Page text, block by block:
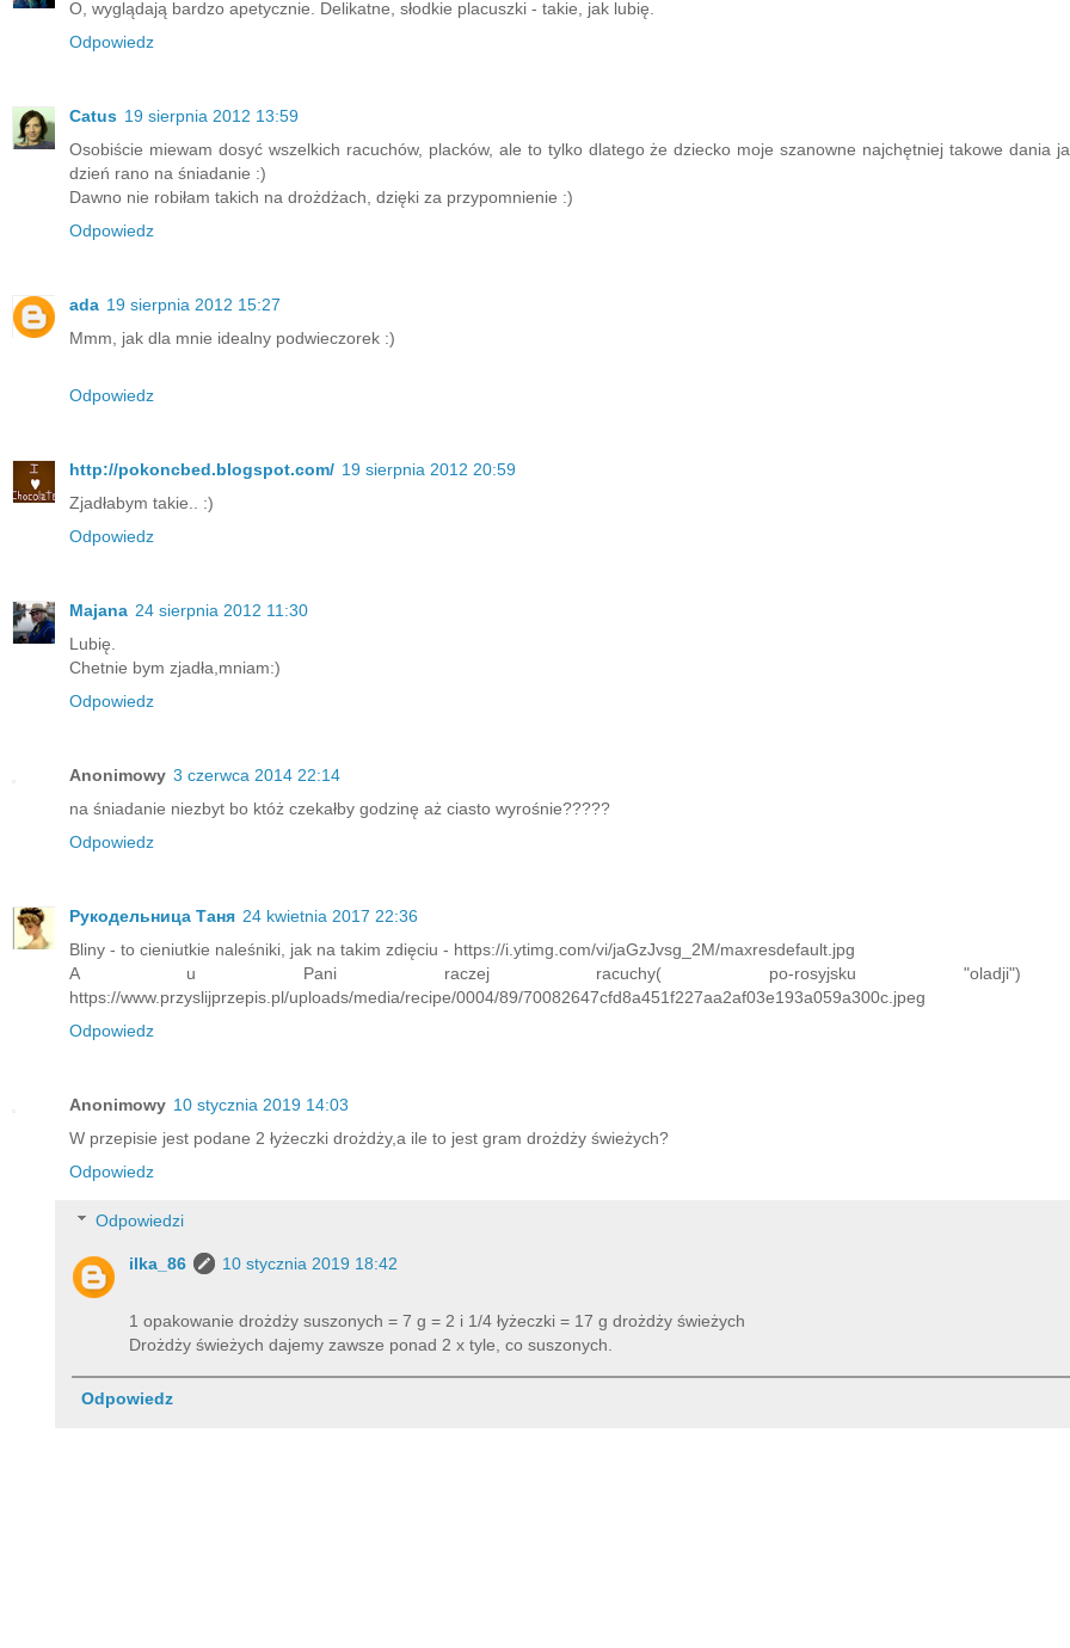
O, wyglądają bardzo apetycznie. Delikatne, słodkie placuszki - takie, jak lubię.
Odpowiedz
Catus 19 sierpnia 2012 13:59
Osobiście miewam dosyć wszelkich racuchów, placków, ale to tylko dlatego że dziecko moje szanowne najchętniej takowe dania
dzień rano na śniadanie :)
Dawno nie robiłam takich na drożdżach, dzięki za przypomnienie :)
Odpowiedz
ada 19 sierpnia 2012 15:27
Mmm, jak dla mnie idealny podwieczorek :)
Odpowiedz
http://pokoncbed.blogspot.com/ 19 sierpnia 2012 20:59
Zjadłabym takie.. :)
Odpowiedz
Majana 24 sierpnia 2012 11:30
Lubię.
Chetnie bym zjadła,mniam:)
Odpowiedz
Anonimowy 3 czerwca 2014 22:14
na śniadanie niezbyt bo któż czekałby godzinę aż ciasto wyrośnie?????
Odpowiedz
Рукодельница Таня 24 kwietnia 2017 22:36
Bliny - to cieniutkie naleśniki, jak na takim zdięciu - https://i.ytimg.com/vi/jaGzJvsg_2M/maxresdefault.jpg
A u Pani raczej racuchy( po-rosyjsku
https://www.przyslijprzepis.pl/uploads/media/recipe/0004/89/70082647cfd8a451f227aa2af03e193a059a300c.jpeg
Odpowiedz
Anonimowy 10 stycznia 2019 14:03
W przepisie jest podane 2 łyżeczki drożdży,a ile to jest gram drożdży świeżych?
Odpowiedz
Odpowiedzi
ilka_86 10 stycznia 2019 18:42
1 opakowanie drożdży suszonych = 7 g = 2 i 1/4 łyżeczki = 17 g drożdży świeżych
Drożdży świeżych dajemy zawsze ponad 2 x tyle, co suszonych.
Odpowiedz